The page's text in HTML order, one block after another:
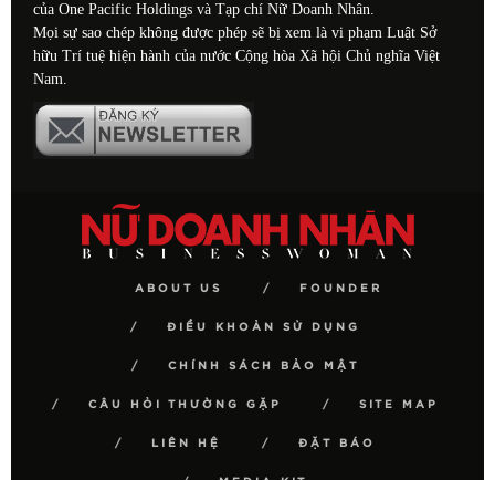
của One Pacific Holdings và Tạp chí Nữ Doanh Nhân.
Mọi sự sao chép không được phép sẽ bị xem là vi phạm Luật Sở
hữu Trí tuệ hiện hành của nước Cộng hòa Xã hội Chủ nghĩa Việt
Nam.
ABOUT US FOUNDER
ĐIỀU KHOẢN SỬ DỤNG
CHÍNH SÁCH BẢO MẬT
CÂU HỎI THƯỜNG GẶP SITE MAP
LIÊN HỆ ĐẶT BÁO